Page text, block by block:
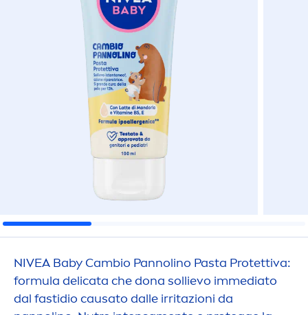
NIVEA Baby Cambio Pannolino Pasta Protettiva:
formula delicata che dona sollievo immediato
dal fastidio causato dalle irritazioni da